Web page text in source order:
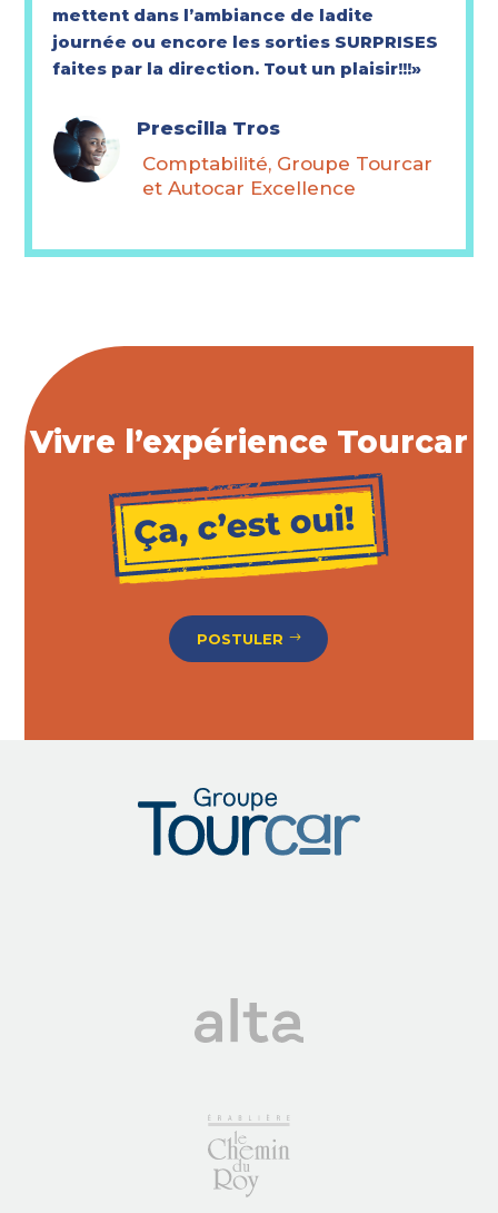
mettent dans l’ambiance de ladite
journée ou encore les sorties SURPRISES
faites par la direction. Tout un plaisir!!!»
Prescilla Tros
Comptabilité, Groupe Tourcar
et Autocar Excellence
Vivre l’expérience Tourcar
POSTULER